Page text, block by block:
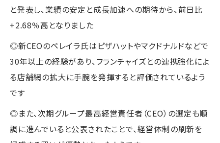
と発表し、業績の安定と成長加速への期待から、前日比
+2.68％高となりました
◎新CEOのペレイラ氏はピザハットやマクドナルドなどで
30年以上の経験があり、フランチャイズとの連携強化によ
る店舗網の拡大に手腕を発揮すると評価されているよう
です
◎また、次期グループ最高経営責任者（CEO）の選定も順
調に進んでいると公表されたことで、経営体制の刷新を